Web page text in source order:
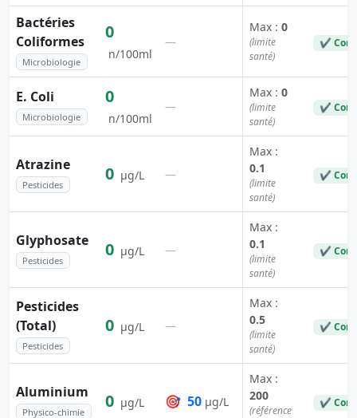
Bactéries
Coliformes
Microbiologie
0
n/100ml
—
Max : 0
(limite
santé)
✔
E. Coli
Microbiologie
0
n/100ml
—
Max : 0
(limite
santé)
✔
Atrazine
Pesticides
0 µg/L —
Max :
0.1
(limite
santé)
✔
Glyphosate
Pesticides
0 µg/L —
Max :
0.1
(limite
santé)
✔
Pesticides
(Total)
Pesticides
0 µg/L —
Max :
0.5
(limite
santé)
✔
Aluminium
Physico-chimie
0 µg/L 🎯 50 µg/L
Max :
200
(référence
✔